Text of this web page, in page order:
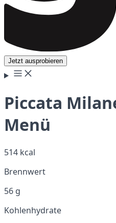
Jetzt ausprobieren
Piccata
Menü
514 kcal
Brennwert
56 g
Kohlenhydrate